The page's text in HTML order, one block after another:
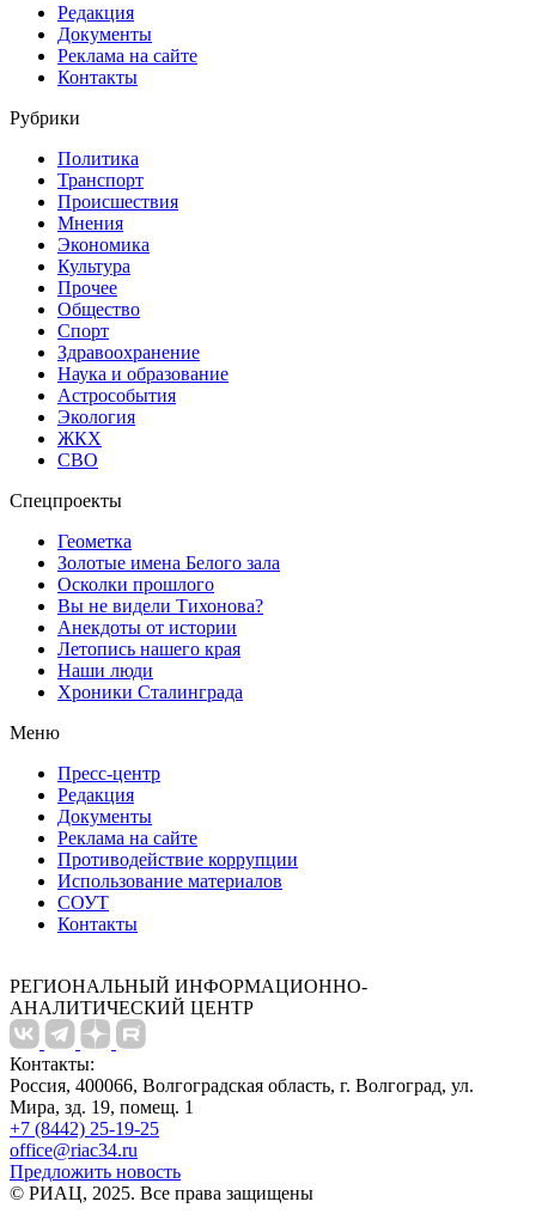
Редакция
Документы
Реклама на сайте
Контакты
Рубрики
Политика
Транспорт
Происшествия
Мнения
Экономика
Культура
Прочее
Общество
Спорт
Здравоохранение
Наука и образование
Астрособытия
Экология
ЖКХ
СВО
Спецпроекты
Геометка
Золотые имена Белого зала
Осколки прошлого
Вы не видели Тихонова?
Анекдоты от истории
Летопись нашего края
Наши люди
Хроники Сталинграда
Меню
Пресс-центр
Редакция
Документы
Реклама на сайте
Противодействие коррупции
Использование материалов
СОУТ
Контакты
РЕГИОНАЛЬНЫЙ ИНФОРМАЦИОННО-
АНАЛИТИЧЕСКИЙ ЦЕНТР
Контакты:
Россия, 400066, Волгоградская область, г. Волгоград, ул.
Мира, зд. 19, помещ. 1
+7 (8442) 25-19-25
office@riac34.ru
Предложить новость
© РИАЦ, 2025. Все права защищены